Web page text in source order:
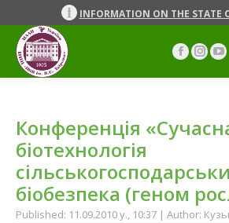
INFORMATION ON THE STATE
Facebook
page
new
page
new
Конференція
біотехнологія
біобезпека (геном
Published: 11.09.2010 y., 10:37 | Author: